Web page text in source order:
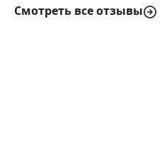
Смотреть все отзывы